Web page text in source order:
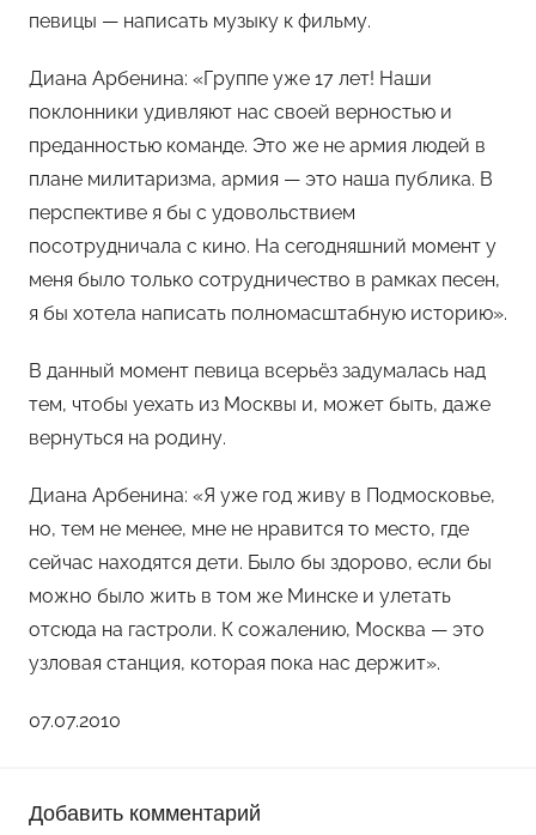
певицы — написать музыку к фильму.
Диана Арбенина: «Группе уже 17 лет! Наши
поклонники удивляют нас своей верностью и
преданностью команде. Это же не армия людей в
плане милитаризма, армия — это наша публика. В
перспективе я бы с удовольствием
посотрудничала с кино. На сегодняшний момент у
меня было только сотрудничество в рамках песен,
я бы хотела написать полномасштабную историю».
В данный момент певица всерьёз задумалась над
тем, чтобы уехать из Москвы и, может быть, даже
вернуться на родину.
Диана Арбенина: «Я уже год живу в Подмосковье,
но, тем не менее, мне не нравится то место, где
сейчас находятся дети. Было бы здорово, если бы
можно было жить в том же Минске и улетать
отсюда на гастроли. К сожалению, Москва — это
узловая станция, которая пока нас держит».
07.07.2010
Добавить комментарий